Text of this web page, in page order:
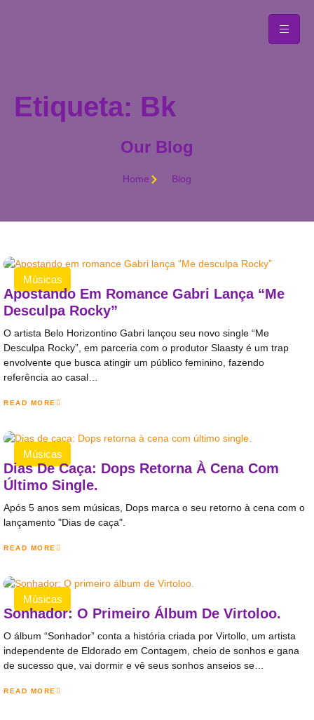
Etiqueta: Bk
Our Blog
Home Blog
Músicas
Apostando Em Romance Gabri Lança “Me
Desculpa Rocky”
O artista Belo Horizontino Gabri lançou seu novo single “Me
Desculpa Rocky”, em parceria com o produtor Slaasty é um trap
envolvente que busca atingir um público feminino, fazendo
referência ao casal…
READ MORE
Músicas
Dias De Caça: Dops Retorna À Cena Com
Último Single.
Após 5 anos sem músicas, Dops marca o seu retorno à cena com o
lançamento "Dias de caça".
READ MORE
Músicas
Sonhador: O Primeiro Álbum De Virtoloo.
O álbum “Sonhador” conta a história criada por Virtollo, um artista
independente de Eldorado em Contagem, cheio de sonhos e gana
de sucesso que, vai dormir e vê seus sonhos anseios se…
READ MORE